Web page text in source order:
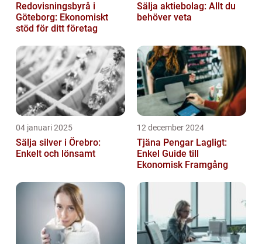
Redovisningsbyrå i
Göteborg: Ekonomiskt
stöd för ditt företag
Sälja aktiebolag: Allt du
behöver veta
04 januari 2025
Sälja silver i Örebro:
Enkelt och lönsamt
12 december 2024
Tjäna Pengar Lagligt:
Enkel Guide till
Ekonomisk Framgång